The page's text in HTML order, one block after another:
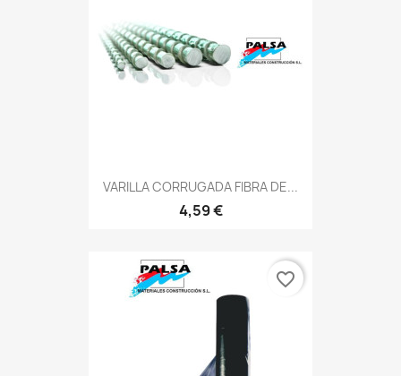
VARILLA CORRUGADA FIBRA DE...
4,59 €
favorite_border